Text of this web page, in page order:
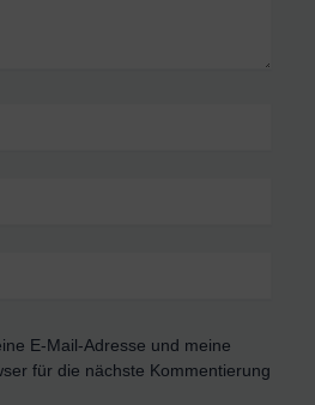
E-Mail-Adresse und meine
für die nächste Kommentierung